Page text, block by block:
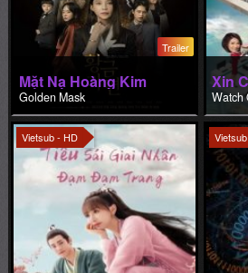
Trailer
Mặt Nạ Hoàng Kim
Golden Mask
Xin
Watch
Vietsub - HD